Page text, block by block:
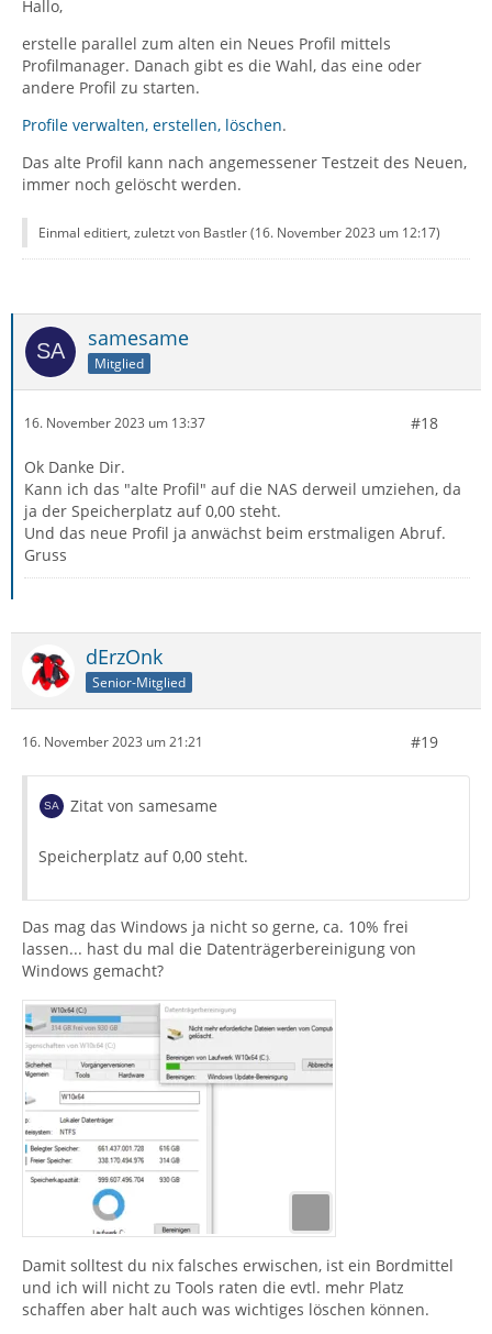
Hallo,
erstelle parallel zum alten ein Neues Profil mittels
Profilmanager. Danach gibt es die Wahl, das eine oder
andere Profil zu starten.
Profile verwalten, erstellen, löschen.
Das alte Profil kann nach angemessener Testzeit des Neuen,
immer noch gelöscht werden.
Einmal editiert, zuletzt von Bastler (16. November 2023 um 12:17)
samesame
Mitglied
16. November 2023 um 13:37 #18
Ok Danke Dir.
Kann ich das "alte Profil" auf die NAS derweil umziehen, da
ja der Speicherplatz auf 0,00 steht.
Und das neue Profil ja anwächst beim erstmaligen Abruf.
Gruss
dErzOnk
Senior-Mitglied
16. November 2023 um 21:21 #19
Zitat von samesame
Speicherplatz auf 0,00 steht.
Das mag das Windows ja nicht so gerne, ca. 10% frei
lassen... hast du mal die Datenträgerbereinigung von
Windows gemacht?
Damit solltest du nix falsches erwischen, ist ein Bordmittel
und ich will nicht zu Tools raten die evtl. mehr Platz
schaffen aber halt auch was wichtiges löschen können.